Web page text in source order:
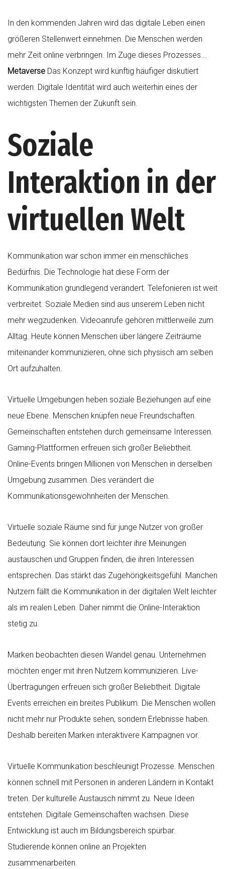
In den kommenden Jahren wird das digitale Leben einen
größeren Stellenwert einnehmen. Die Menschen werden
mehr Zeit online verbringen. Im Zuge dieses Prozesses...
Metaverse Das Konzept wird künftig häufiger diskutiert
werden. Digitale Identität wird auch weiterhin eines der
wichtigsten Themen der Zukunft sein.
Soziale
Interaktion in der
virtuellen Welt
Kommunikation war schon immer ein menschliches
Bedürfnis. Die Technologie hat diese Form der
Kommunikation grundlegend verändert. Telefonieren ist weit
verbreitet. Soziale Medien sind aus unserem Leben nicht
mehr wegzudenken. Videoanrufe gehören mittlerweile zum
Alltag. Heute können Menschen über längere Zeiträume
miteinander kommunizieren, ohne sich physisch am selben
Ort aufzuhalten.
Virtuelle Umgebungen heben soziale Beziehungen auf eine
neue Ebene. Menschen knüpfen neue Freundschaften.
Gemeinschaften entstehen durch gemeinsame Interessen.
Gaming-Plattformen erfreuen sich großer Beliebtheit.
Online-Events bringen Millionen von Menschen in derselben
Umgebung zusammen. Dies verändert die
Kommunikationsgewohnheiten der Menschen.
Virtuelle soziale Räume sind für junge Nutzer von großer
Bedeutung. Sie können dort leichter ihre Meinungen
austauschen und Gruppen finden, die ihren Interessen
entsprechen. Das stärkt das Zugehörigkeitsgefühl. Manchen
Nutzern fällt die Kommunikation in der digitalen Welt leichter
als im realen Leben. Daher nimmt die Online-Interaktion
stetig zu.
Marken beobachten diesen Wandel genau. Unternehmen
möchten enger mit ihren Nutzern kommunizieren. Live-
Übertragungen erfreuen sich großer Beliebtheit. Digitale
Events erreichen ein breites Publikum. Die Menschen wollen
nicht mehr nur Produkte sehen, sondern Erlebnisse haben.
Deshalb bereiten Marken interaktivere Kampagnen vor.
Virtuelle Kommunikation beschleunigt Prozesse. Menschen
können schnell mit Personen in anderen Ländern in Kontakt
treten. Der kulturelle Austausch nimmt zu. Neue Ideen
entstehen. Digitale Gemeinschaften wachsen. Diese
Entwicklung ist auch im Bildungsbereich spürbar.
Studierende können online an Projekten
zusammenarbeiten.